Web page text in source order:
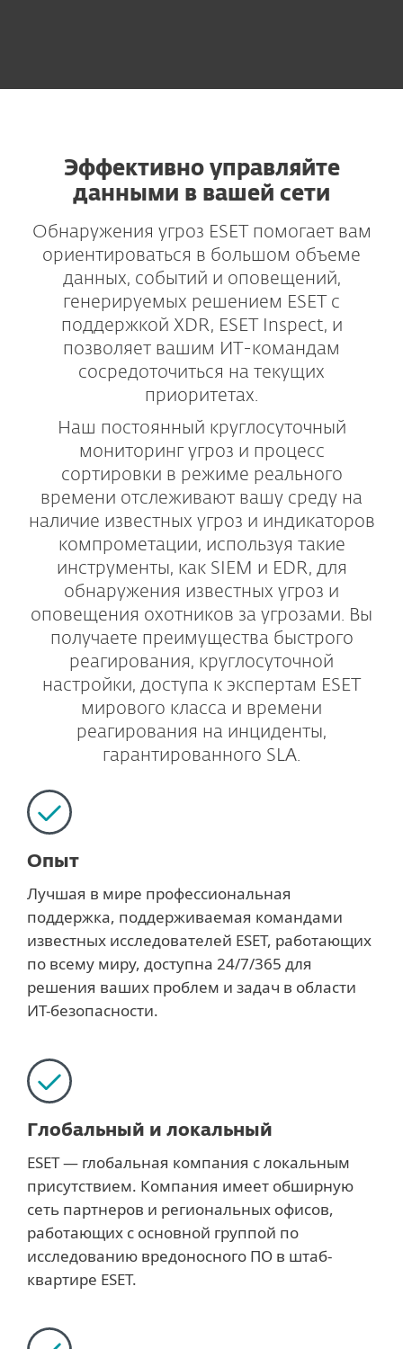
Эффективно управляйте
данными в вашей сети
Обнаружения угроз ESET помогает вам
ориентироваться в большом объеме
данных, событий и оповещений,
генерируемых решением ESET с
поддержкой XDR, ESET Inspect, и
позволяет вашим ИТ-командам
сосредоточиться на текущих
приоритетах.
Наш постоянный круглосуточный
мониторинг угроз и процесс
сортировки в режиме реального
времени отслеживают вашу среду на
наличие известных угроз и индикаторов
компрометации, используя такие
инструменты, как SIEM и EDR, для
обнаружения известных угроз и
оповещения охотников за угрозами. Вы
получаете преимущества быстрого
реагирования, круглосуточной
настройки, доступа к экспертам ESET
мирового класса и времени
реагирования на инциденты,
гарантированного SLA.
Опыт
Лучшая в мире профессиональная
поддержка, поддерживаемая командами
известных исследователей ESET, работающих
по всему миру, доступна 24/7/365 для
решения ваших проблем и задач в области
ИТ-безопасности.
Глобальный и локальный
ESET — глобальная компания с локальным
присутствием. Компания имеет обширную
сеть партнеров и региональных офисов,
работающих с основной группой по
исследованию вредоносного ПО в штаб-
квартире ESET.